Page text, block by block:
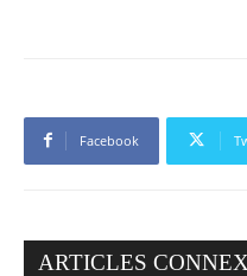
Facebook
ARTICLES